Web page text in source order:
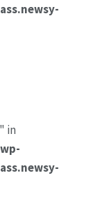
in